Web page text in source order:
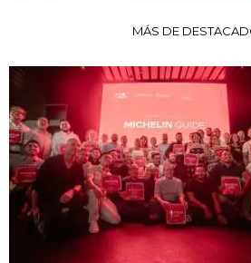
MÁS DE